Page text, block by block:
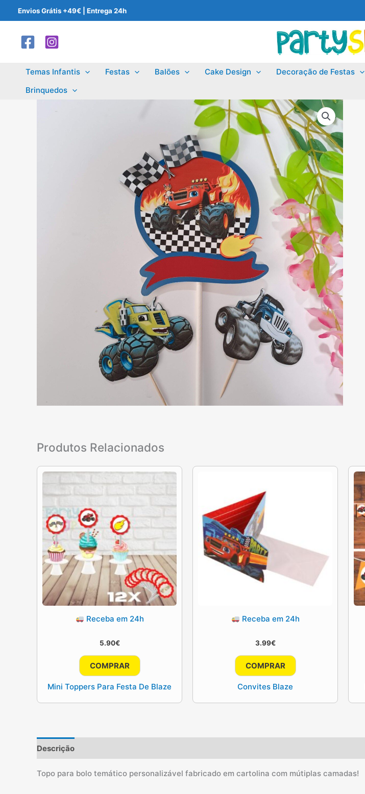
to
content
Envios Grátis +49€ | Entrega 24h
Temas Infantis Festas Balões Cake Design Decoração de Festas
Brinquedos
Produtos Relacionados
Receba em 24h
5.90€
COMPRAR
Mini Toppers Para Festa De Blaze
Receba em 24h
3.99€
COMPRAR
Convites Blaze
Descrição
Topo para bolo temático personalizável fabricado em cartolina com mútiplas camadas!